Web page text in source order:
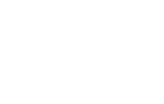
Nufenenpass,
Fahrzeug empfohlen.
für Senioren.